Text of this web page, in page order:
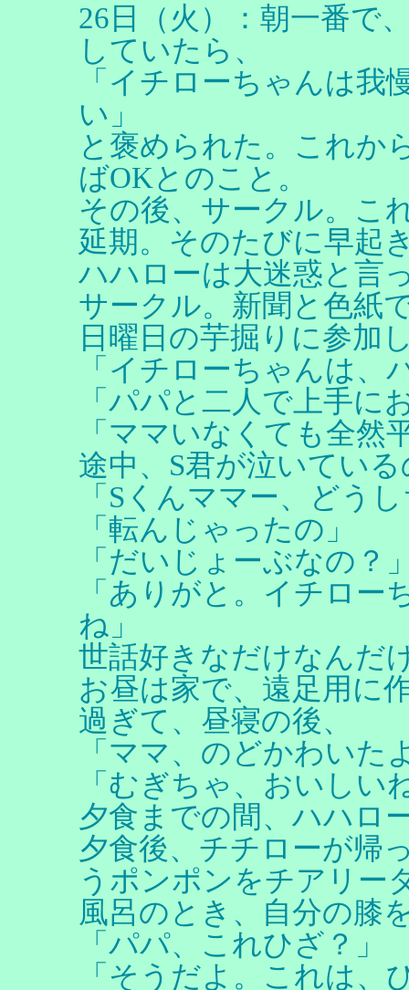
26日（火）：朝一番で
していたら、
「イチローちゃんは我
い」
と褒められた。これか
ばOKとのこと。
その後、サークル。こ
延期。そのたびに早起
ハハローは大迷惑と言
サークル。新聞と色紙
日曜日の芋掘りに参加
「イチローちゃんは、
「パパと二人で上手に
「ママいなくても全然
途中、S君が泣いてい
「Sくんママー、どう
「転んじゃったの」
「だいじょーぶなの？
「ありがと。イチロ
ね」
世話好きなだけなんだ
お昼は家で、遠足用に
過ぎて、昼寝の後、
「ママ、のどかわいた
「むぎちゃ、おいしい
夕食までの間、ハハロ
夕食後、チチローが帰
うポンポンをチアリー
風呂のとき、自分の膝
「パパ、これひざ？」
「そうだよ。これは、